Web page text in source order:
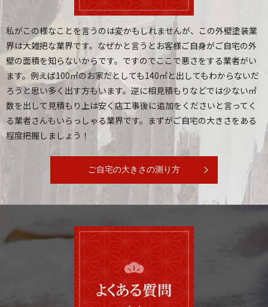
私がこの様なことを言うのは変かもしれませんが、この外壁塗装業
界は大雑把な業界です。 なぜかと言うとお客様ご自身がご自宅の外
壁の面積を知らないからです。 ですのでここで悪さをする業者がい
ます。例えば100㎡のお家だとしても140㎡と出してもわからないだ
ろうと思い多く出す方もいます。逆に相見積もりなどでは少ない㎡
数を出して見積もり上は安く店工事後に追加をくださいと言ってく
る業者さんもいらっしゃる業界です。 まずがご自宅の大きさをある
程度把握しましょう！
ご自宅の大きさの測り方